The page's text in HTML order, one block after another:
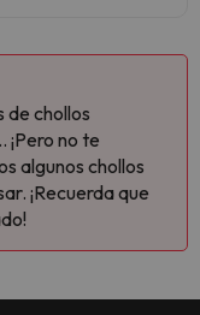
de chollos
no te
algunos chollos
¡Recuerda que